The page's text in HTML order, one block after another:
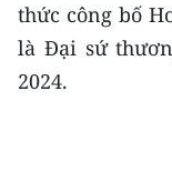
thức công bố
là Đại sứ
2024.